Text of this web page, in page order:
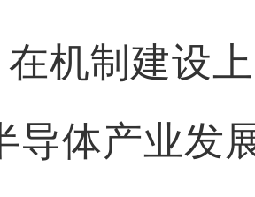
在机制建设
导体产业发